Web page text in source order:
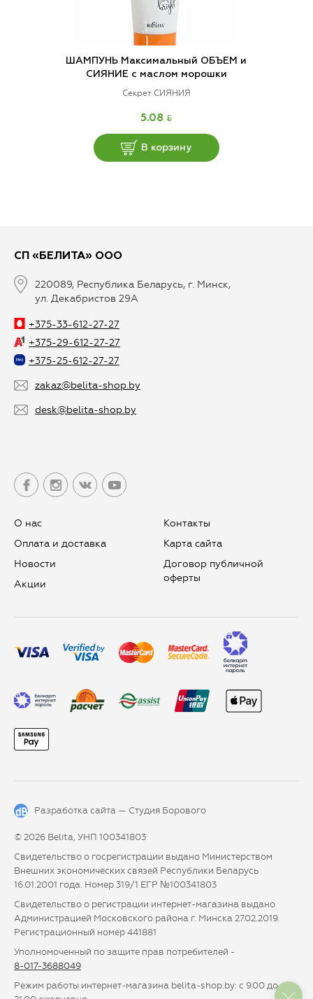
ШАМПУНЬ Максимальный ОБЪЕМ и
СИЯНИЕ с маслом морошки
Секрет СИЯНИЯ
5.08 BYN
В корзину
СП «БЕЛИТА» ООО
220089, Республика Беларусь, г. Минск,
ул. Декабристов 29А
+375-33-612-27-27
+375-29-612-27-27
+375-25-612-27-27
zakaz@belita-shop.by
desk@belita-shop.by
О нас
Оплата и доставка
Новости
Aкции
Контакты
Карта сайта
Договор публичной
оферты
Разработка сайта — Студия Борового
© 2026 Belita, УНП 100341803
Свидетельство о госрегистрации выдано Министерством
Внешних экономических связей Республики Беларусь
16.01.2001 года. Номер 319/1 ЕГР №100341803
Свидетельство о регистрации интернет-магазина выдано
Администрацией Московского района г. Минска 27.02.2019.
Регистрационный номер 441881
Уполномоченный по защите прав потребителей -
8-017-3688049
Режим работы интернет-магазина belita-shop.by: с 9.00 до